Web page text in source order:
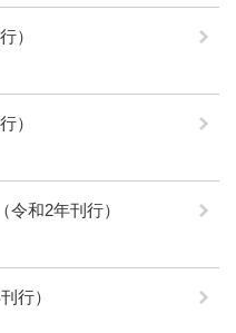
）
）
和2年刊行）
行）